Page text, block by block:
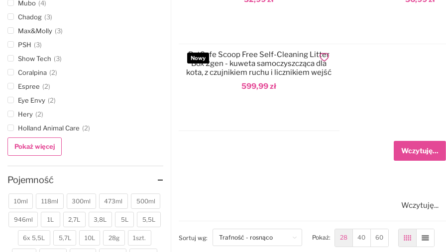
Mubo 4
Chadog 3
Max&Molly 3
PSH
3
Show Tech
3
Coralpina
2
Espree
2
Eye Envy
2
Hery
2
Holland Animal Care
2
Pokaż więcej
Pojemność
10ml 118ml 300ml 473ml 500ml
946ml 1L 2,7L 3,8L 5L 5,5L
6x 5,5L 5,7L 10L 28g 1szt.
Nowy
599,99 zł
PetSafe Scoop Free Self-Cleaning Litter
Box 2gen - kuweta samoczyszcząca dla
kota, z czujnikiem ruchu i licznikiem wejść
Dodaj do ulubionych
Wczytuję...
Wczytuję...
Sortuj wg:bottom Pokaż: 28 40 60 SiatkaLista